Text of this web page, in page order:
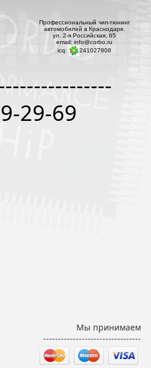
29-69
Профессиональный чип-тюнинг
автомобилей в Краснодаре.
ул. 2-я Российская, 65
email: info@corbo.ru
icq:
241027808
Мы принимаем
---------------------------------